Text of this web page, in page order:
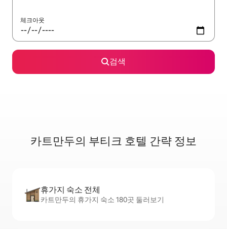
체크아웃
검색
카트만두의 부티크 호텔 간략 정보
휴가지 숙소 전체
카트만두의 휴가지 숙소 180곳 둘러보기